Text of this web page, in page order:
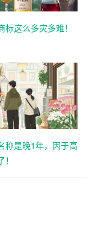
标这么多灾多难！
称是晚1年，因于高